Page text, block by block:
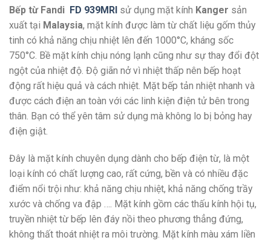
Bếp từ Fandi FD 939MRI sử dụng mặt kính Kanger sản
xuất tại Malaysia, mặt kính được làm từ chất liệu gốm thủy
tinh có khả năng chịu nhiệt lên đến 1000°C, kháng sốc
750°C. Bề mặt kính chịu nóng lạnh cũng như sự thay đổi đột
ngột của nhiệt độ. Độ giãn nở vì nhiệt thấp nên bếp hoạt
động rất hiệu quả và cách nhiệt. Mặt bếp tản nhiệt nhanh và
được cách điện an toàn với các linh kiện điện tử bên trong
thân. Bạn có thể yên tâm sử dụng mà không lo bị bỏng hay
điện giật.
Đây là mặt kính chuyên dụng dành cho bếp điện từ, là một
loại kính có chất lượng cao, rất cứng, bền và có nhiều đặc
điểm nổi trội như: khả năng chịu nhiệt, khả năng chống trầy
xước và chống va đập …. Mặt kính gồm các thấu kính hội tụ,
truyền nhiệt từ bếp lên đáy nồi theo phương thẳng đứng,
không thất thoát nhiệt ra môi trường. Mặt kính màu xám liền